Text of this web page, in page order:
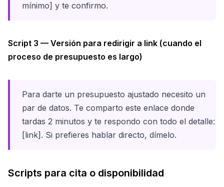
mínimo] y te confirmo.
Script 3 — Versión para redirigir a link (cuando el
proceso de presupuesto es largo)
Para darte un presupuesto ajustado necesito un
par de datos. Te comparto este enlace donde
tardas 2 minutos y te respondo con todo el detalle:
[link]. Si prefieres hablar directo, dímelo.
Scripts para cita o disponibilidad